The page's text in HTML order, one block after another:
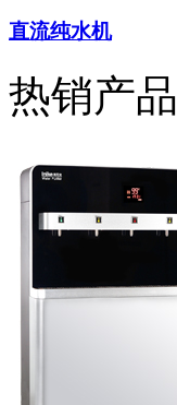
直流纯水机
热销产品